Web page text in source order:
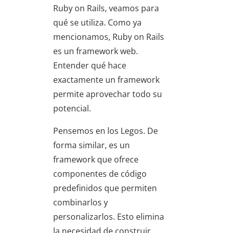
Ruby on Rails, veamos para
qué se utiliza. Como ya
mencionamos, Ruby on Rails
es un framework web.
Entender qué hace
exactamente un framework
permite aprovechar todo su
potencial.
Pensemos en los Legos. De
forma similar, es un
framework que ofrece
componentes de código
predefinidos que permiten
combinarlos y
personalizarlos. Esto elimina
la necesidad de construir